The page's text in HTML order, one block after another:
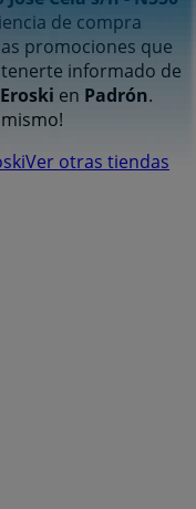
de compra
promociones que
informado de
en Padrón.
Ver otras tiendas